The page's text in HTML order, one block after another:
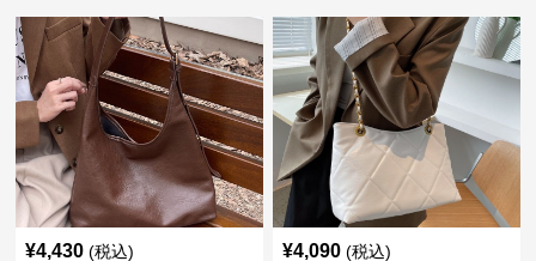
¥4,430 (税込) ¥4,090 (税込)